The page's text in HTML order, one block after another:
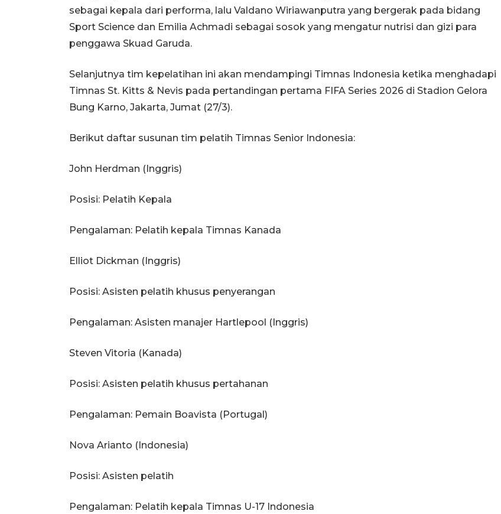
sebagai kepala dari performa, lalu Valdano Wiriawanputra yang bergerak pada bidang
Sport Science dan Emilia Achmadi sebagai sosok yang mengatur nutrisi dan gizi para
penggawa Skuad Garuda.
Selanjutnya tim kepelatihan ini akan mendampingi Timnas Indonesia ketika menghadapi
Timnas St. Kitts & Nevis pada pertandingan pertama FIFA Series 2026 di Stadion Gelora
Bung Karno, Jakarta, Jumat (27/3).
Berikut daftar susunan tim pelatih Timnas Senior Indonesia:
John Herdman (Inggris)
Posisi: Pelatih Kepala
Pengalaman: Pelatih kepala Timnas Kanada
Elliot Dickman (Inggris)
Posisi: Asisten pelatih khusus penyerangan
Pengalaman: Asisten manajer Hartlepool (Inggris)
Steven Vitoria (Kanada)
Posisi: Asisten pelatih khusus pertahanan
Pengalaman: Pemain Boavista (Portugal)
Nova Arianto (Indonesia)
Posisi: Asisten pelatih
Pengalaman: Pelatih kepala Timnas U-17 Indonesia